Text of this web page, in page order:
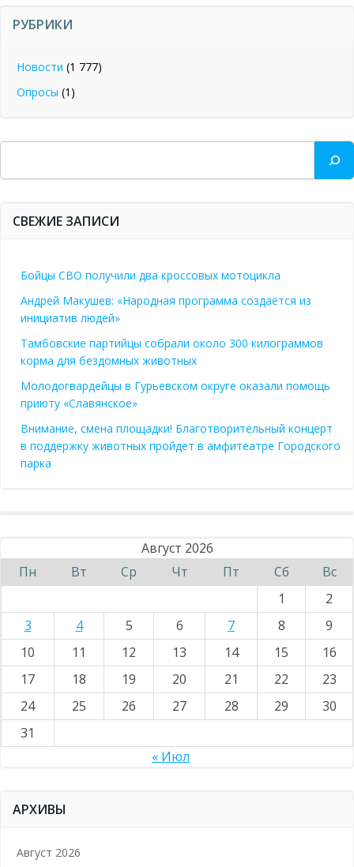
РУБРИКИ
Новости (1 777)
Опросы (1)
Поиск
СВЕЖИЕ ЗАПИСИ
Бойцы СВО получили два кроссовых мотоцикла
Андрей Макушев: «Народная программа создаётся из
инициатив людей»
Тамбовские партийцы собрали около 300 килограммов
корма для бездомных животных
Молодогвардейцы в Гурьевском округе оказали помощь
приюту «Славянское»
Внимание, смена площадки! Благотворительный концерт
в поддержку животных пройдет в амфитеатре Городского
парка
Август 2026
Пн
Вт Ср Чт Пт Сб
Вс
1
2
3
4 5 6 7 8
9
10
11 12 13 14 15
16
17
18 19 20 21 22
23
24
25 26 27 28 29
30
31
« Июл
АРХИВЫ
Август 2026